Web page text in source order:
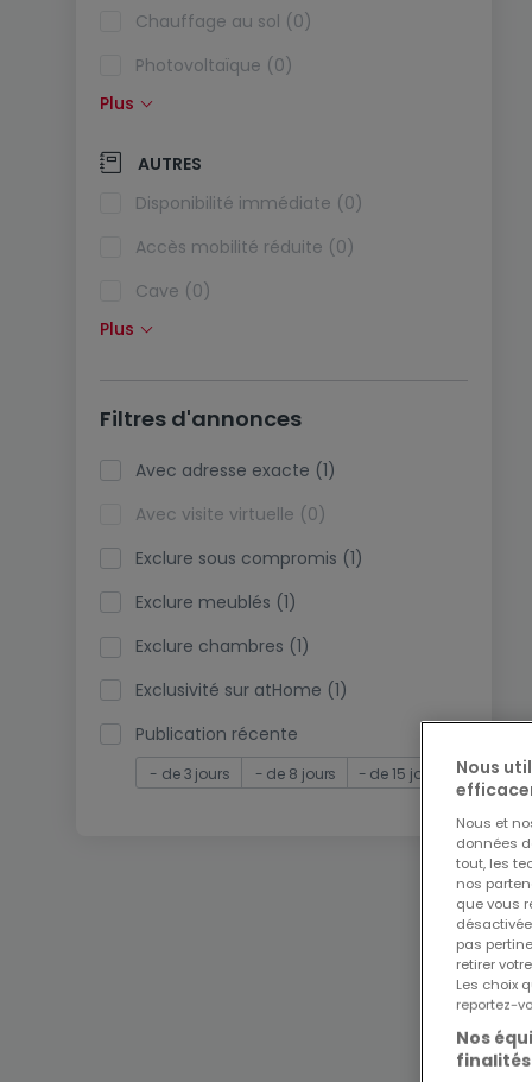
Chauffage au sol (0)
Photovoltaïque (0)
Panneaux solaires (0)
Pompe à chaleur (0)
Climatisation (0)
Fibre optique (1)
Plus
AUTRES
Disponibilité immédiate (0)
Accès mobilité réduite (0)
Cave (0)
Grenier (0)
Ascenseur (0)
Animaux acceptés (0)
Biens de vacances (0)
Plus
Filtres d'annonces
Avec adresse exacte (1)
Avec visite virtuelle (0)
Exclure sous compromis (1)
Exclure meublés (1)
Exclure chambres (1)
Exclusivité sur atHome (1)
Publication récente
- de 3 jours - de 8 jours - de 15 jours
Nous
Nous et
données
tout, les
nos
que vous
pas
retirer
Les choix
reportez-
Nos